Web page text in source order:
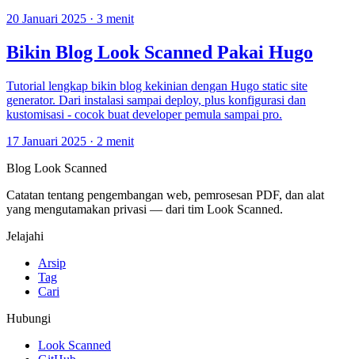
20 Januari 2025 · 3 menit
Bikin Blog Look Scanned Pakai Hugo
Tutorial lengkap bikin blog kekinian dengan Hugo static site
generator. Dari instalasi sampai deploy, plus konfigurasi dan
kustomisasi - cocok buat developer pemula sampai pro.
17 Januari 2025 · 2 menit
Blog Look Scanned
Catatan tentang pengembangan web, pemrosesan PDF, dan alat
yang mengutamakan privasi — dari tim Look Scanned.
Jelajahi
Arsip
Tag
Cari
Hubungi
Look Scanned